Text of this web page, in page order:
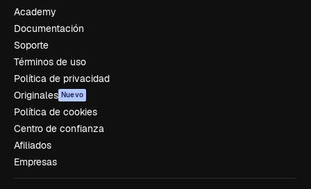
Academy
Documentación
Soporte
Términos de uso
Política de privacidad
Originales Nuevo
Política de cookies
Centro de confianza
Afiliados
Empresas